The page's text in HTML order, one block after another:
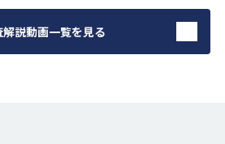
解説動画一覧を見る